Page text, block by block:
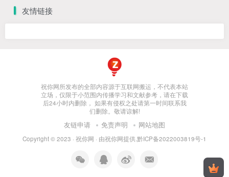
友情链接
祝你网所发布的全部内容源于互联网搬运，不代表本站
立场，仅限于小范围内传播学习和文献参考，请在下载
后24小时内删除， 如果有侵权之处请第一时间联系我
们删除。敬请谅解!
友链申请 免责声明 网站地图
Copyright © 2023 · 祝你网 · 由祝你网提供.黔ICP备2022003819号-1